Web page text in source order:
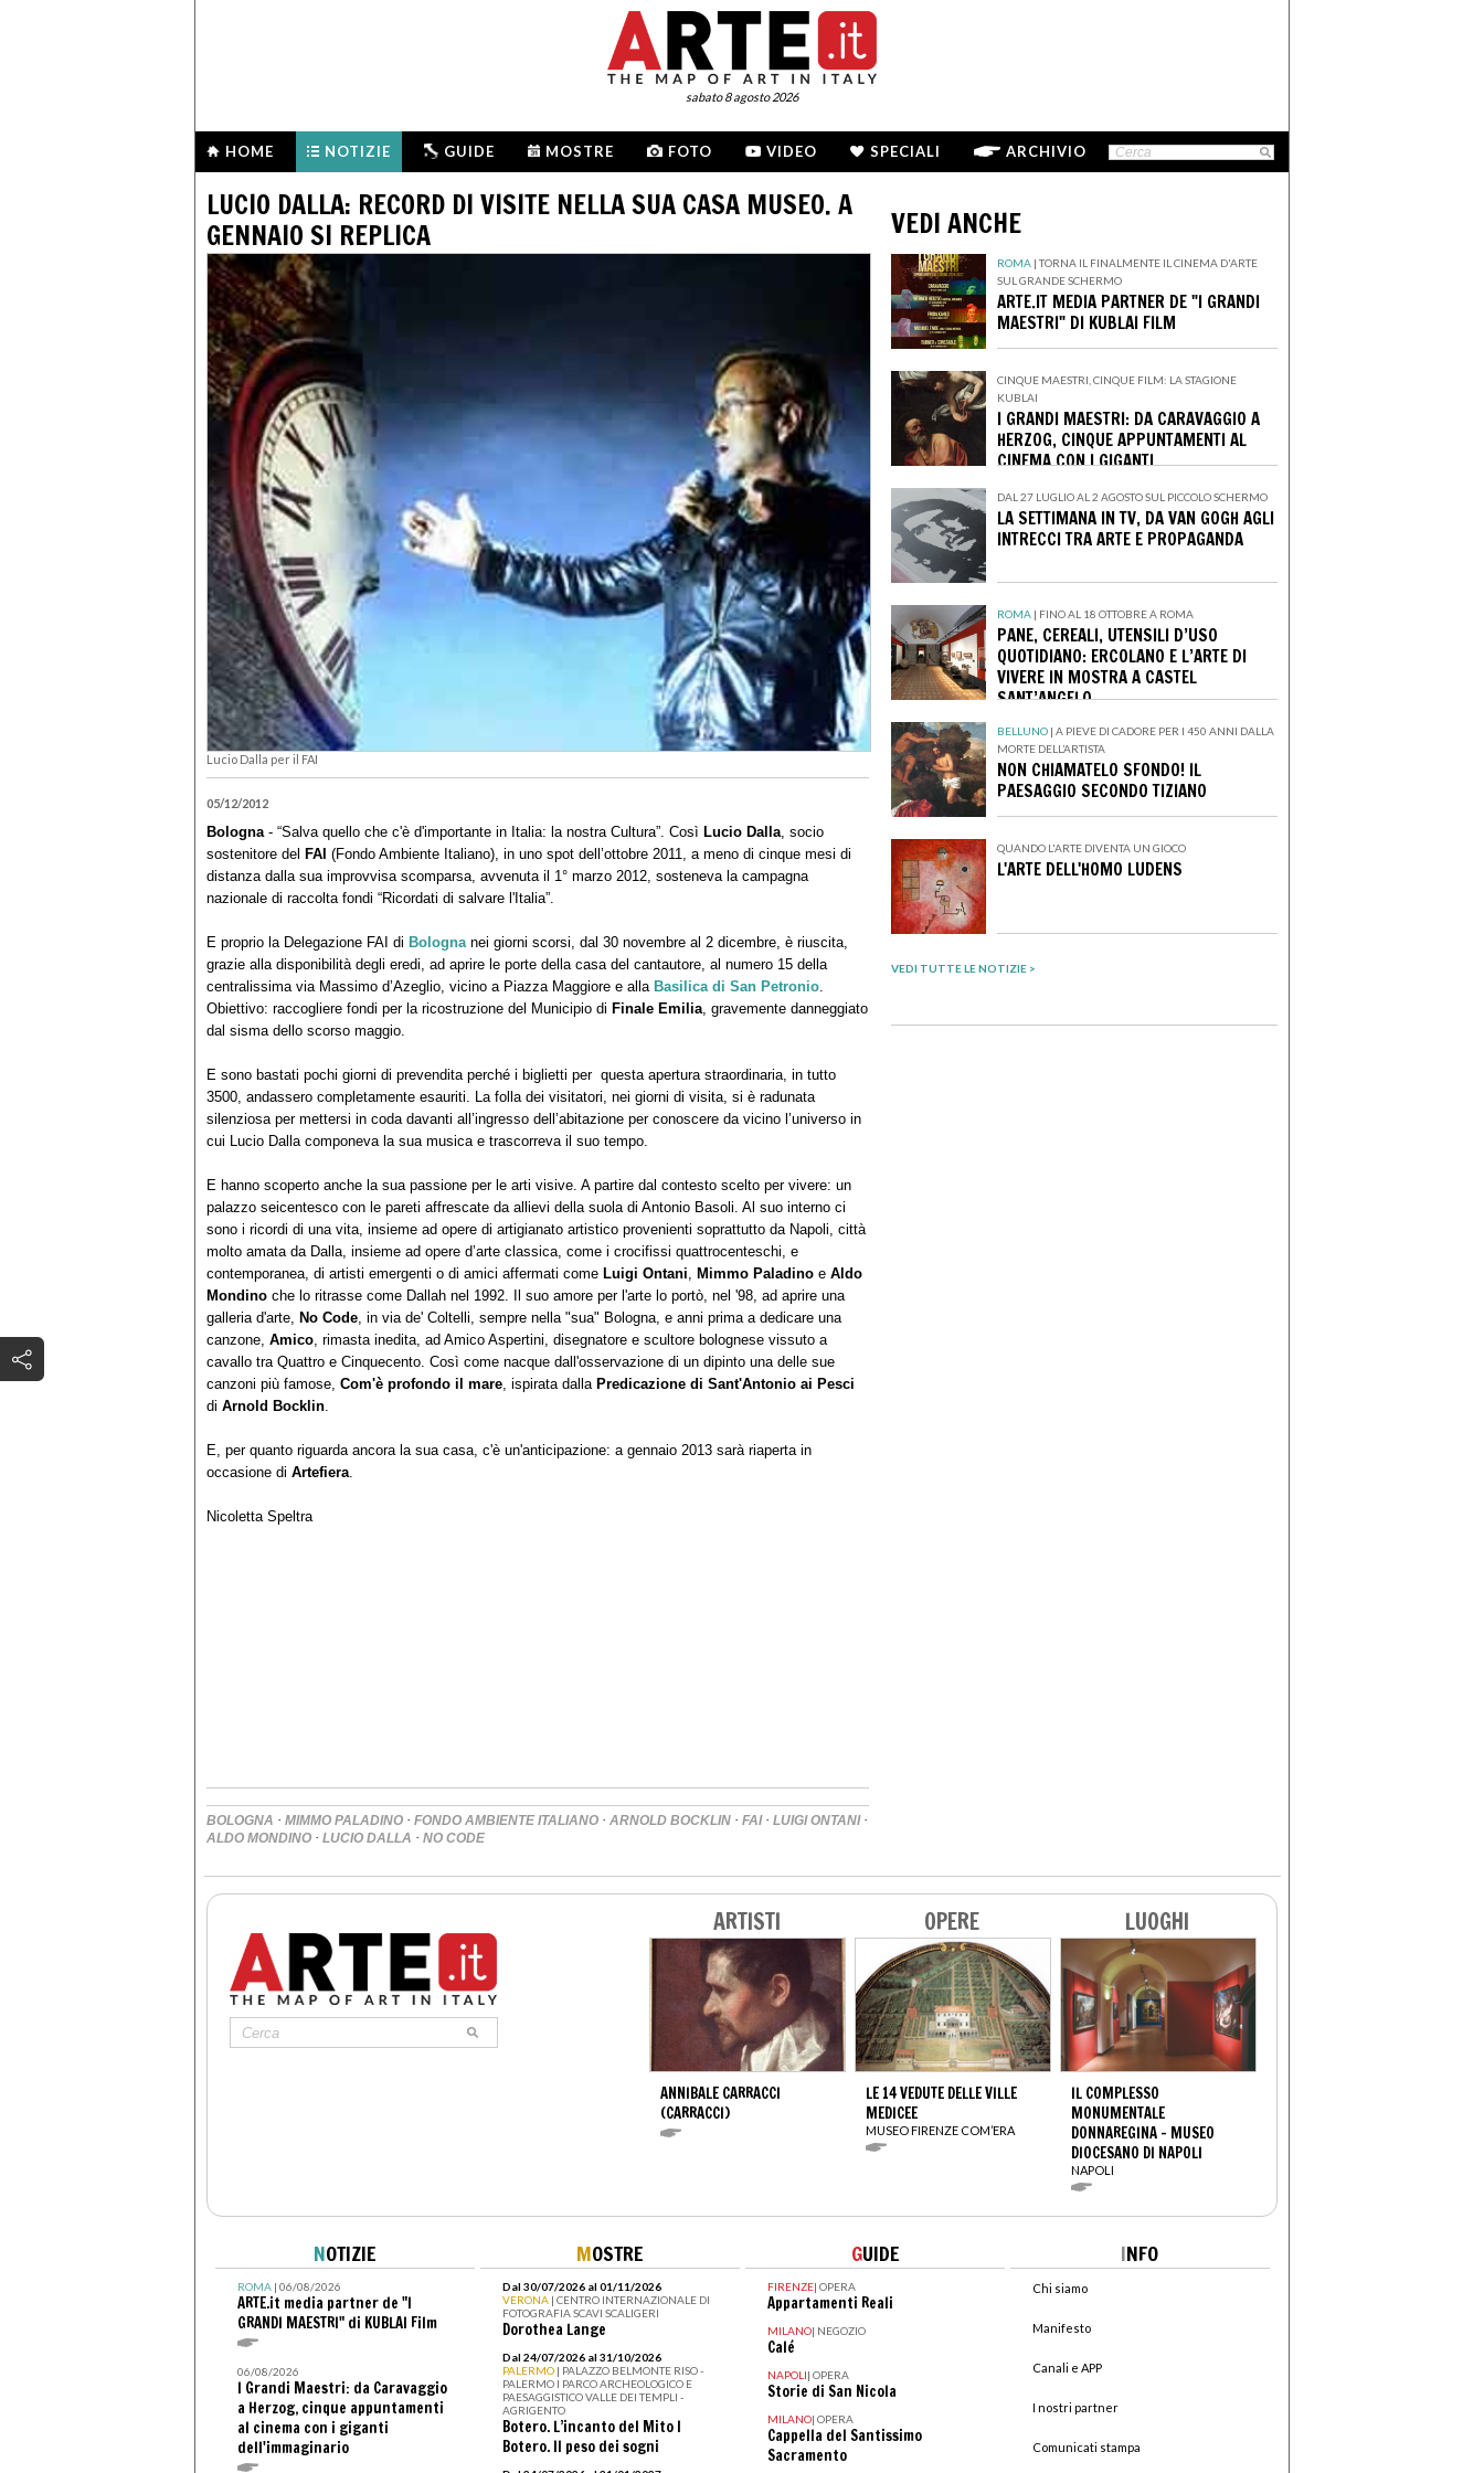
sabato 8 agosto 2026
HOME NOTIZIE GUIDE MOSTRE FOTO VIDEO SPECIALI ARCHIVIO
LUCIO DALLA: RECORD DI VISITE NELLA SUA CASA MUSEO. A
GENNAIO SI REPLICA
Lucio Dalla per il FAI
05/12/2012
Bologna- “Salva quello che c'è d'importante in Italia: la nostra Cultura”. Così Lucio Dalla, socio
sostenitore del FAI (Fondo Ambiente Italiano), in uno spot dell’ottobre 2011, a meno di cinque mesi di
distanza dalla sua improvvisa scomparsa, avvenuta il 1° marzo 2012, sosteneva la campagna
nazionale di raccolta fondi “Ricordati di salvare l'Italia”.
E proprio la Delegazione FAI di Bolognanei giorni scorsi, dal 30 novembre al 2 dicembre, è riuscita,
grazie alla disponibilità degli eredi, ad aprire le porte della casa del cantautore, al numero 15 della
centralissima via Massimo d’Azeglio, vicino a Piazza Maggiore e allaBasilica di San Petronio.
Obiettivo: raccogliere fondi per la ricostruzione del Municipio di Finale Emilia, gravemente danneggiato
dal sisma dello scorso maggio.
E sono bastati pochi giorni di prevendita perché i biglietti per questa apertura straordinaria, in tutto
3500, andassero completamente esauriti. La folla dei visitatori, nei giorni di visita, si è radunata
silenziosa per mettersi in coda davanti all’ingresso dell’abitazione per conoscere da vicino l’universo in
cui Lucio Dalla componeva la sua musica e trascorreva il suo tempo.
E hanno scoperto anche la sua passione per le arti visive. A partire dal contesto scelto per vivere: un
palazzo seicentesco con le pareti affrescate da allievi della suola di Antonio Basoli. Al suo interno ci
sono i ricordi di una vita, insieme ad opere di artigianato artistico provenienti soprattutto da Napoli, città
molto amata da Dalla, insieme ad opere d’arte classica, come i crocifissi quattrocenteschi, e
contemporanea, di artisti emergenti o di amici affermati come Luigi Ontani, Mimmo Paladino e Aldo
Mondino che lo ritrasse come Dallah nel 1992. Il suo amore per l'arte lo portò, nel '98, ad aprire una
galleria d'arte, No Code, in via de' Coltelli, sempre nella "sua" Bologna, e anni prima a dedicare una
canzone, Amico, rimasta inedita, ad Amico Aspertini, disegnatore e scultore bolognese vissuto a
cavallo tra Quattro e Cinquecento. Così come nacque dall'osservazione di un dipinto una delle sue
canzoni più famose, Com'è profondo il mare, ispirata dalla Predicazione di Sant'Antonio ai Pesci
di Arnold Bocklin.
E, per quanto riguarda ancora la sua casa, c'è un'anticipazione: a gennaio 2013 sarà riaperta in
occasione di Artefiera.
Nicoletta Speltra
BOLOGNA · MIMMO PALADINO · FONDO AMBIENTE ITALIANO · ARNOLD BOCKLIN · FAI· LUIGI ONTANI·
ALDO MONDINO · LUCIO DALLA · NO CODE
VEDI ANCHE
ROMA |TORNA IL FINALMENTE IL CINEMA D'ARTE
SUL GRANDE SCHERMO
ARTE.IT MEDIA PARTNER DE "I GRANDI
MAESTRI" DI KUBLAI FILM
CINQUE MAESTRI, CINQUE FILM: LA STAGIONE
KUBLAI
I GRANDI MAESTRI: DA CARAVAGGIO A
HERZOG, CINQUE APPUNTAMENTI AL
CINEMA CON I GIGANTI
DAL 27 LUGLIO AL 2 AGOSTO SUL PICCOLO SCHERMO
LA SETTIMANA IN TV, DA VAN GOGH AGLI
INTRECCI TRA ARTE E PROPAGANDA
ROMA | FINO AL 18 OTTOBRE A ROMA
PANE, CEREALI, UTENSILI D’USO
QUOTIDIANO: ERCOLANO E L’ARTE DI
VIVERE IN MOSTRA A CASTEL
SANT’ANGELO
BELLUNO | A PIEVE DI CADORE PER I 450 ANNI DALLA
MORTE DELL’ARTISTA
NON CHIAMATELO SFONDO! IL
PAESAGGIO SECONDO TIZIANO
QUANDO L'ARTE DIVENTA UN GIOCO
L'ARTE DELL'HOMO LUDENS
VEDI TUTTE LE NOTIZIE >
ARTISTI
ANNIBALE CARRACCI
(CARRACCI)
OPERE
LE 14 VEDUTE DELLE VILLE
MEDICEE
MUSEO FIRENZE COM’ERA
LUOGHI
IL COMPLESSO
MONUMENTALE
DONNAREGINA – MUSEO
DIOCESANO DI NAPOLI
NAPOLI
NOTIZIE
ROMA| 06/08/2026
ARTE.it media partner de "I
GRANDI MAESTRI" di KUBLAI Film
06/08/2026
I Grandi Maestri: da Caravaggio
a Herzog, cinque appuntamenti
al cinema con i giganti
dell'immaginario
MOSTRE
Dal 30/07/2026 al 01/11/2026
VERONA | CENTRO INTERNAZIONALE DI
FOTOGRAFIA SCAVI SCALIGERI
Dorothea Lange
Dal 24/07/2026 al 31/10/2026
PALERMO | PALAZZO BELMONTE RISO -
PALERMO I PARCO ARCHEOLOGICO E
PAESAGGISTICO VALLE DEI TEMPLI -
AGRIGENTO
Botero. L’incanto del Mito I
Botero. Il peso dei sogni
GUIDE
FIRENZE| OPERA
Appartamenti Reali
MILANO| NEGOZIO
Calé
NAPOLI| OPERA
Storie di San Nicola
MILANO| OPERA
Cappella del Santissimo
Sacramento
INFO
Chi siamo
Manifesto
Canali e APP
I nostri partner
Comunicati stampa